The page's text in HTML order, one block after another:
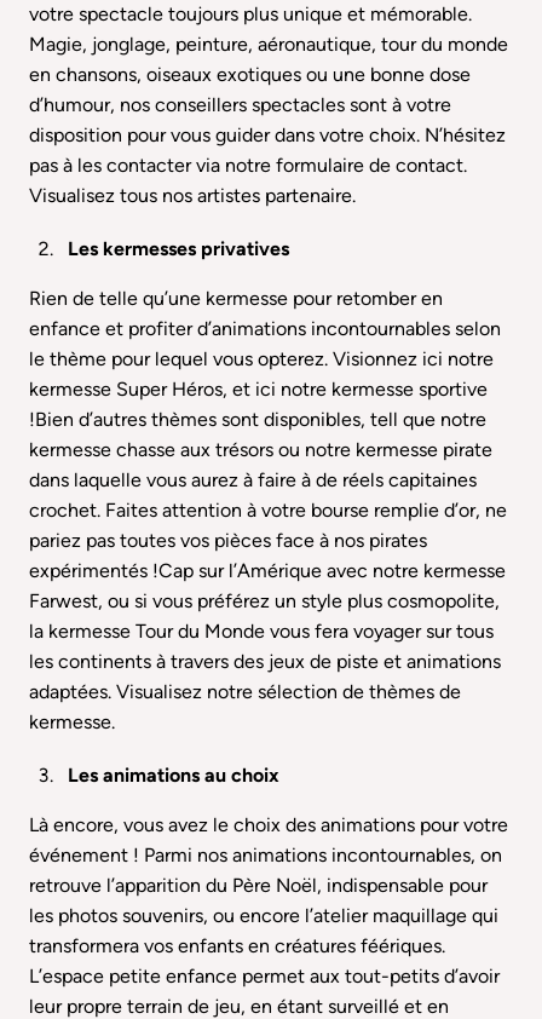
votre spectacle toujours plus unique et mémorable.
Magie, jonglage, peinture, aéronautique, tour du monde
en chansons, oiseaux exotiques ou une bonne dose
d’humour, nos conseillers spectacles sont à votre
disposition pour vous guider dans votre choix. N’hésitez
pas à les contacter via notre formulaire de contact.
Visualisez tous nos artistes partenaire.
Les kermesses privatives
Rien de telle qu’une kermesse pour retomber en
enfance et profiter d’animations incontournables selon
le thème pour lequel vous opterez. Visionnez ici notre
kermesse Super Héros, et ici notre kermesse sportive
!Bien d’autres thèmes sont disponibles, tell que notre
kermesse chasse aux trésors ou notre kermesse pirate
dans laquelle vous aurez à faire à de réels capitaines
crochet. Faites attention à votre bourse remplie d’or, ne
pariez pas toutes vos pièces face à nos pirates
expérimentés !Cap sur l’Amérique avec notre kermesse
Farwest, ou si vous préférez un style plus cosmopolite,
la kermesse Tour du Monde vous fera voyager sur tous
les continents à travers des jeux de piste et animations
adaptées. Visualisez notre sélection de thèmes de
kermesse.
Les animations au choix
Là encore, vous avez le choix des animations pour votre
événement ! Parmi nos animations incontournables, on
retrouve l’apparition du Père Noël, indispensable pour
les photos souvenirs, ou encore l’atelier maquillage qui
transformera vos enfants en créatures féériques.
L’espace petite enfance permet aux tout-petits d’avoir
leur propre terrain de jeu, en étant surveillé et en